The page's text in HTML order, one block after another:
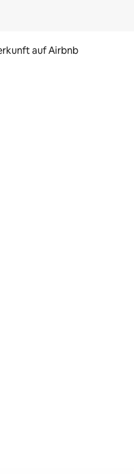
auf Airbnb